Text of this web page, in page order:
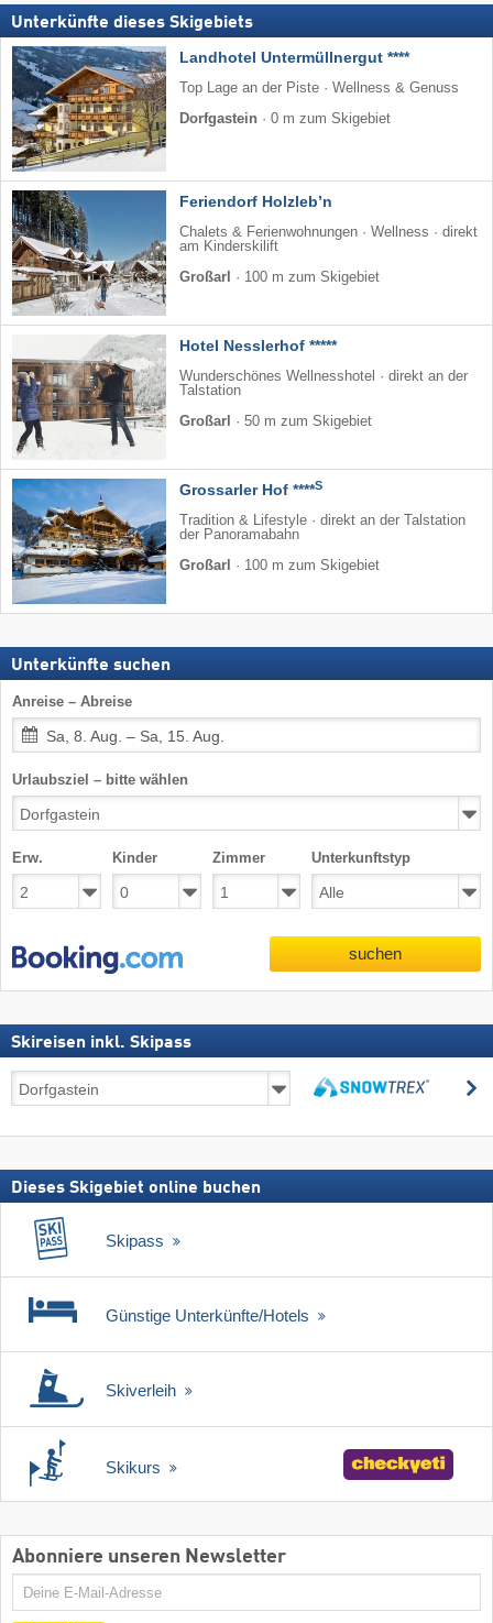
Unterkünfte dieses Skigebiets
Landhotel Untermüllnergut ****
Top Lage an der Piste · Wellness & Genuss
Dorfgastein · 0 m zum Skigebiet
Feriendorf Holzleb’n
Chalets & Ferienwohnungen · Wellness · direkt
am Kinderskilift
Großarl
· 100 m zum Skigebiet
Hotel Nesslerhof *****
Wunderschönes Wellnesshotel · direkt an der
Talstation
Großarl
· 50 m zum Skigebiet
Grossarler Hof ****S
Tradition & Lifestyle · direkt an der Talstation
der Panoramabahn
Großarl
· 100 m zum Skigebiet
Unterkünfte suchen
Anreise – Abreise
Sa, 8. Aug. – Sa, 15. Aug.
Urlaubsziel – bitte wählen
Erw. Kinder Zimmer Unterkunftstyp
suchen
Skireisen inkl. Skipass
Skireisen
inkl.
Dieses Skigebiet online buchen
Skipass
Günstige Unterkünfte/Hotels
Skiverleih
Skikurs
Abonniere unseren Newsletter
E-